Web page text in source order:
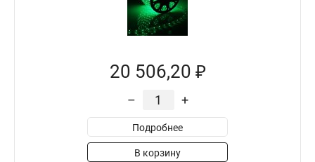
20 506,20 ₽
– +
Подробнее
В корзину